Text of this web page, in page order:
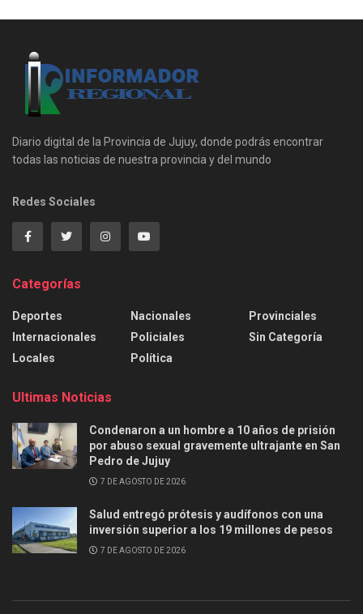
Diario digital de la Provincia de Jujuy, donde podrás encontrar
todas las noticias de nuestra provincia y del mundo
Redes Sociales
Categorías
Deportes
Internacionales
Locales
Nacionales
Policiales
Política
Provinciales
Sin Categoría
Ultimas Noticias
Condenaron a un hombre a 10 años de prisión
por abuso sexual gravemente ultrajante en San
Pedro de Jujuy
7 DE AGOSTO DE 2026
Salud entregó prótesis y audífonos con una
inversión superior a los 19 millones de pesos
7 DE AGOSTO DE 2026